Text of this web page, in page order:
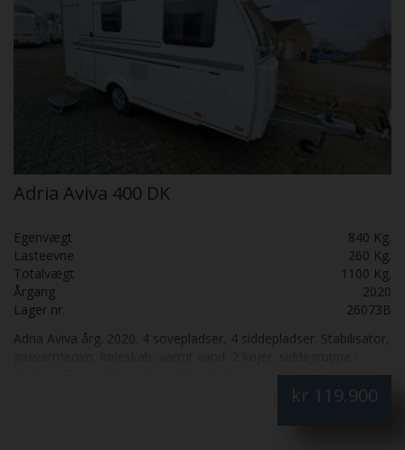
Adria Aviva 400 DK
Egenvægt
840 Kg.
Lasteevne
260 Kg.
Totalvægt
1100 Kg.
Årgang
2020
Lager nr.
26073B
Adria Aviva årg. 2020. 4 sovepladser, 4 siddepladser. Stabilisator,
fronten. Fast toilet med el-skyl. Lille let rejsevogn til 4 personer.
kr 119.900